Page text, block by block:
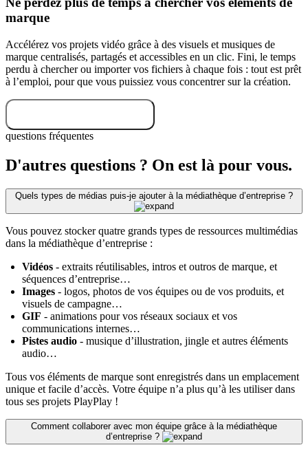
marque
Accélérez vos projets vidéo grâce à des visuels et musiques de
marque centralisés, partagés et accessibles en un clic. Fini, le temps
perdu à chercher ou importer vos fichiers à chaque fois : tout est prêt
à l’emploi, pour que vous puissiez vous concentrer sur la création.
questions fréquentes
D'autres questions ? On est là pour vous.
Quels types de médias puis-je ajouter à la médiathèque d’entreprise ?
Vous pouvez stocker quatre grands types de ressources multimédias
dans la médiathèque d’entreprise :
Vidéos - extraits réutilisables, intros et outros de marque, et
séquences d’entreprise…
Images - logos, photos de vos équipes ou de vos produits, et
visuels de campagne…
GIF - animations pour vos réseaux sociaux et vos
communications internes…
Pistes audio - musique d’illustration, jingle et autres éléments
audio…
Tous vos éléments de marque sont enregistrés dans un emplacement
unique et facile d’accès. Votre équipe n’a plus qu’à les utiliser dans
tous ses projets PlayPlay !
Comment collaborer avec mon équipe grâce à la médiathèque
d’entreprise ?